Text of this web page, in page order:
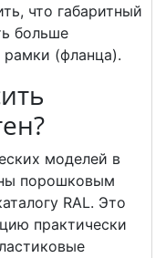
что габаритный
больше
рамки (фланца).
моделей в
порошковым
RAL. Это
практически